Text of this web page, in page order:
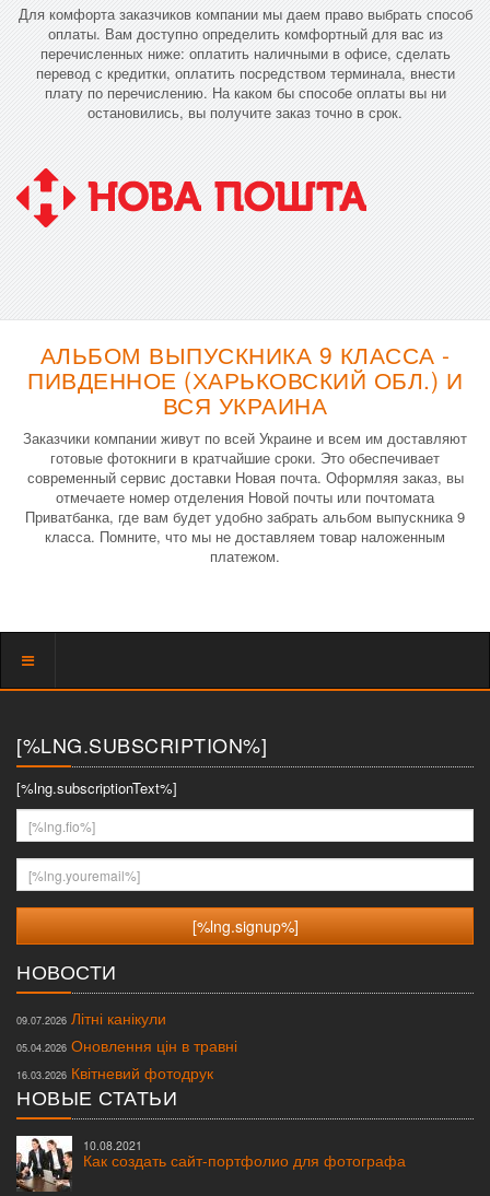
Для комфорта заказчиков компании мы даем право выбрать способ
оплаты. Вам доступно определить комфортный для вас из
перечисленных ниже: оплатить наличными в офисе, сделать
перевод с кредитки, оплатить посредством терминала, внести
плату по перечислению. На каком бы способе оплаты вы ни
остановились, вы получите заказ точно в срок.
АЛЬБОМ ВЫПУСКНИКА 9 КЛАССА -
ПИВДЕННОЕ (ХАРЬКОВСКИЙ ОБЛ.) И
ВСЯ УКРАИНА
Заказчики компании живут по всей Украине и всем им доставляют
готовые фотокниги в кратчайшие сроки. Это обеспечивает
современный сервис доставки Новая почта. Оформляя заказ, вы
отмечаете номер отделения Новой почты или почтомата
Приватбанка, где вам будет удобно забрать альбом выпускника 9
класса. Помните, что мы не доставляем товар наложенным
платежом.
Показать
[%LNG.SUBSCRIPTION%]
[%lng.subscriptionText%]
[%lng.fio%]
[%lng.youremail%]
НОВОСТИ
09.07.2026 Літні канікули
05.04.2026 Оновлення цін в травні
16.03.2026 Квітневий фотодрук
НОВЫЕ СТАТЬИ
10.08.2021
Как создать сайт-портфолио для фотографа